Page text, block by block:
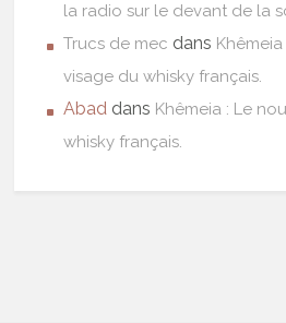
la radio sur le devant de la
Trucs de mec dans
visage du whisky français.
Abad dans Khêmeia : Le
whisky français.